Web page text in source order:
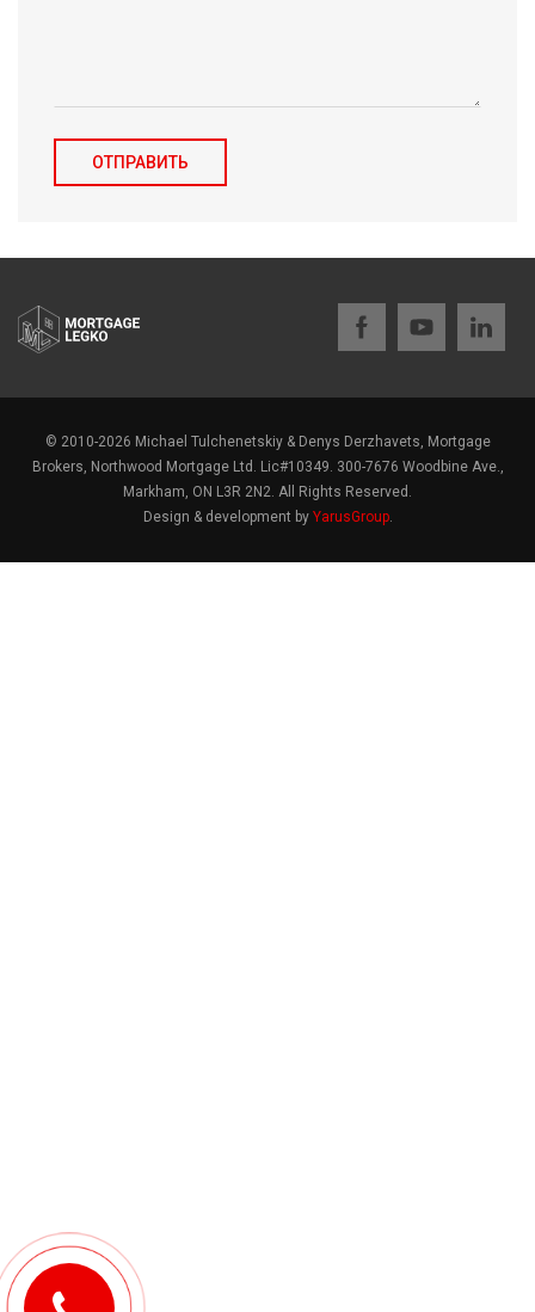
© 2010-2026 Michael Tulchenetskiy & Denys Derzhavets, Mortgage
Brokers, Northwood Mortgage Ltd. Lic#10349. 300-7676 Woodbine Ave.,
Markham, ON L3R 2N2. All Rights Reserved.
Design & development by YarusGroup.